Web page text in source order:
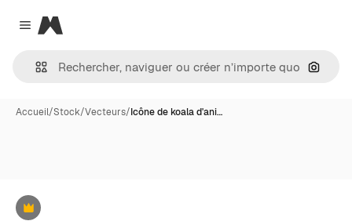
Close menu
Magnific
Accueil/Stock/Vecteurs/Icône de koala d'ani…
Premium